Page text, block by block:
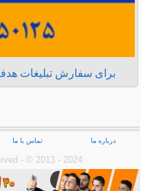
برای سفارش تبلیغات
درباره ما تماس با ما
- © 2013 - 2024